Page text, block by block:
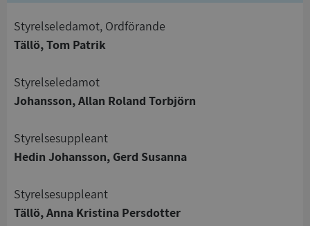
Styrelseledamot, Ordförande
Tällö, Tom Patrik
Styrelseledamot
Johansson, Allan Roland Torbjörn
Styrelsesuppleant
Hedin Johansson, Gerd Susanna
Styrelsesuppleant
Tällö, Anna Kristina Persdotter
Strikt nödvändigt Prestanda
Strikt nödvändiga kakor tillåter
kärnwebbplatsfunktioner som användarinloggning
och kontohantering. Webbplatsen kan inte